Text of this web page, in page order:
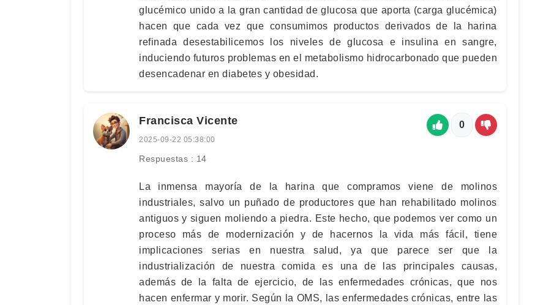
glucémico unido a la gran cantidad de glucosa que aporta (carga glucémica)
hacen que cada vez que consumimos productos derivados de la harina
refinada desestabilicemos los niveles de glucosa e insulina en sangre,
induciendo futuros problemas en el metabolismo hidrocarbonado que pueden
desencadenar en diabetes y obesidad.
Francisca Vicente
2025-09-22 05:38:00
Respuestas : 14
0
La inmensa mayoría de la harina que compramos viene de molinos
industriales, salvo un puñado de productores que han rehabilitado molinos
antiguos y siguen moliendo a piedra. Este hecho, que podemos ver como un
proceso más de modernización y de hacernos la vida más fácil, tiene
implicaciones serias en nuestra salud, ya que parece ser que la
industrialización de nuestra comida es una de las principales causas,
además de la falta de ejercicio, de las enfermedades crónicas, que nos
hacen enfermar y morir. Según la OMS, las enfermedades crónicas, entre las